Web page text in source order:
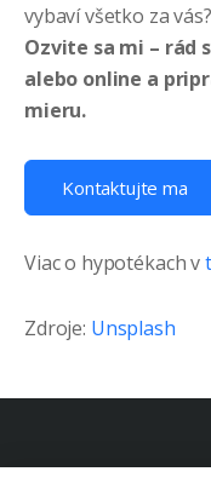
vybaví všetko za vás?
Ozvite sa mi – rád
alebo online a
mieru.
Kontaktujte ma
Viac o hypotékach v
Zdroje: Unsplash